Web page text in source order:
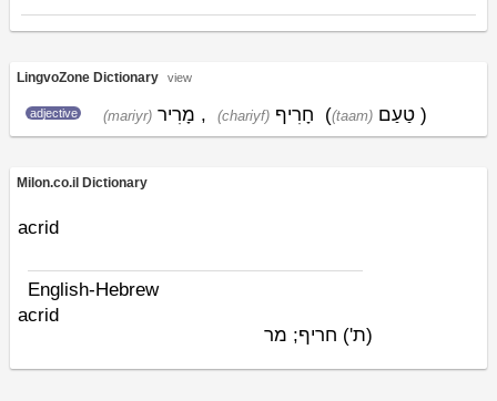
LingvoZone Dictionary view
adjective (mariyr) מָרִיר , (chariyf) חָרִיף ((taam) טַעַם )
Milon.co.il Dictionary
acrid
English-Hebrew
acrid
(ת') חריף; מר